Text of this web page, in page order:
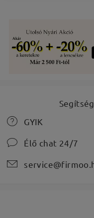
GYIK
Élő chat 24/7